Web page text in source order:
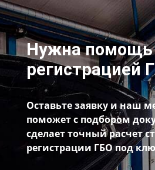
Нужна помощь
регистрацией
Оставьте заявку и наш
поможет с подбором
сделает точный расчет
регистрации ГБО под